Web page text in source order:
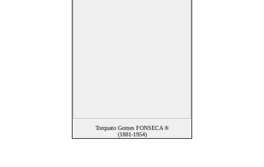
Torquato Gomes FONSECA ®
(1881-1954)